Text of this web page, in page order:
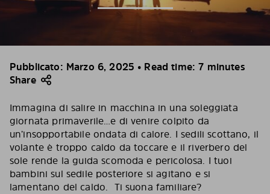
Pubblicato: Marzo 6, 2025 • Read time: 7 minutes
Share
Immagina di salire in macchina in una soleggiata
giornata primaverile…e di venire colpito da
un’insopportabile ondata di calore. I sedili scottano, il
volante è troppo caldo da toccare e il riverbero del
sole rende la guida scomoda e pericolosa. I tuoi
bambini sul sedile posteriore si agitano e si
lamentano del caldo. Ti suona familiare?